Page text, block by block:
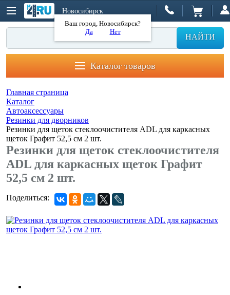
Новосибирск
Ваш город, Новосибирск?
Да
Нет
НАЙТИ
Каталог товаров
Главная страница
Каталог
Автоаксессуары
Резинки для дворников
Резинки для щеток стеклоочистителя ADL для каркасных
щеток Графит 52,5 см 2 шт.
Резинки для щеток стеклоочистителя
ADL для каркасных щеток Графит
52,5 см 2 шт.
Поделиться: